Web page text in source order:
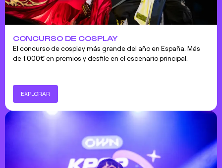
CONCURSO DE COSPLAY
El concurso de cosplay más grande del año en España. Más
de 1.000€ en premios y desfile en el escenario principal.
EXPLORAR